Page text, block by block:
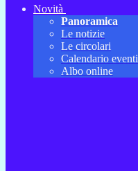
Novità
Panoramica
Le notizie
Le circolari
Calendario eventi
Albo online